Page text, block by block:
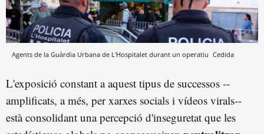
Agents de la Guàrdia Urbana de L'Hospitalet durant un operatiu Cedida
L'exposició constant a aquest tipus de successos --
amplificats, a més, per xarxes socials i vídeos virals--
està consolidant una percepció d'inseguretat que les